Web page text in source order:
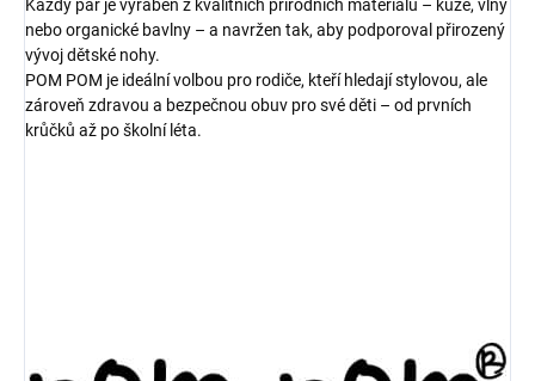
Každý pár je vyráběn z kvalitních přírodních materiálů – kůže, vlny
nebo organické bavlny – a navržen tak, aby podporoval přirozený
vývoj dětské nohy.
POM POM je ideální volbou pro rodiče, kteří hledají stylovou, ale
zároveň zdravou a bezpečnou obuv pro své děti – od prvních
krůčků až po školní léta.